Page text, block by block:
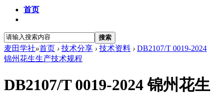
首页
搜索
麦田学社»首页 › 技术分享 › 技术资料 › DB2107/T 0019-2024
锦州花生生产技术规程
DB2107/T 0019-2024 锦州花生